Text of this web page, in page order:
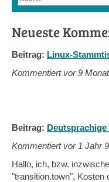
Suchformular
Neueste
Beitrag: Linux-
Kommentiert vor9
Beitrag:
Kommentiert vor 1 Jahr
Hallo, ich, bzw.
"transition.town", Kosten